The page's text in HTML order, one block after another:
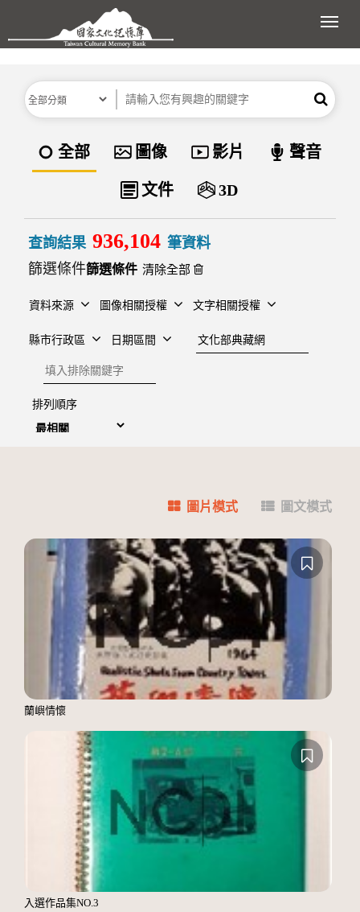
跳到主要內容區塊
展
分類 關鍵字 搜尋
資料類型
全部 圖像 影片 聲音
文件 3D
查詢結果 936,104 筆資料
篩選條件
清除全部
資料來源 圖像相關授權 文字相關授權
縣市行政區 日期區間
建檔單位
排除關鍵字
排列順序
圖片模式 圖文模式
蘭嶼情懷
入選作品集NO.3